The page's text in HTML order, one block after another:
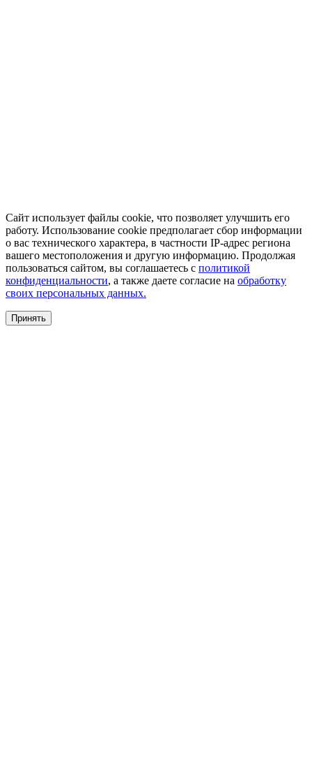
Сайт использует файлы cookie, что позволяет улучшить его
работу. Использование cookie предполагает сбор информации
о вас технического характера, в частности IP-адрес региона
вашего местоположения и другую информацию. Продолжая
пользоваться сайтом, вы соглашаетесь с политикой
конфиденциальности, а также даете согласие на обработку
своих персональных данных.
Принять